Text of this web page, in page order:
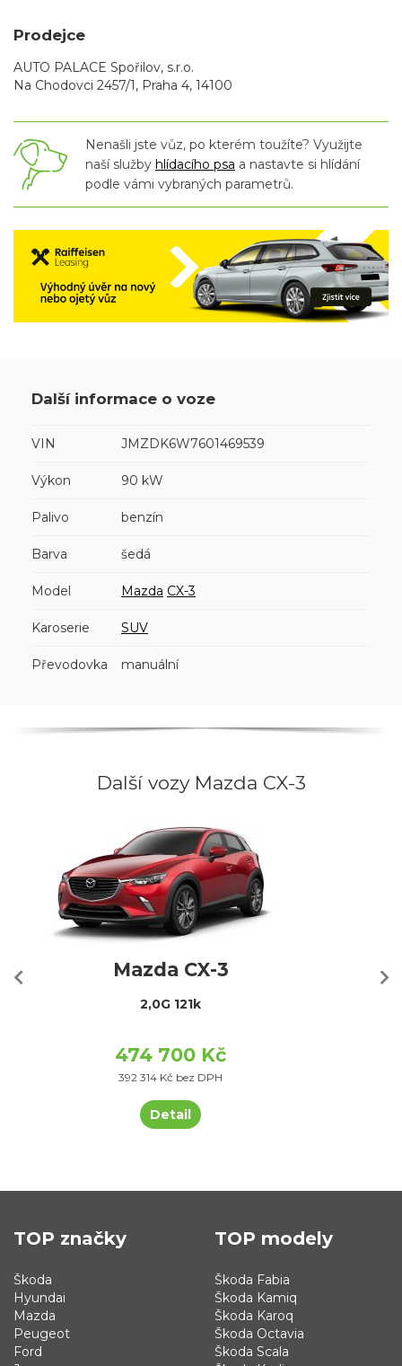
Prodejce
AUTO PALACE Spořilov, s.r.o.
Na Chodovci 2457/1, Praha 4, 14100
Nenašli jste vůz, po kterém toužíte? Využijte
naší služby hlídacího psa a nastavte si hlídání
podle vámi vybraných parametrů.
Další informace o voze
VIN JMZDK6W7601469539
Výkon 90 kW
Palivo benzín
Barva šedá
Model Mazda CX-3
Karoserie SUV
Převodovka manuální
Další vozy Mazda CX-3
Mazda CX-3
2,0G 121k
474 700 Kč
392 314 Kč bez DPH
Detail
TOP značky
Škoda
Hyundai
Mazda
Peugeot
Ford
TOP modely
Škoda Fabia
Škoda Kamiq
Škoda Karoq
Škoda Octavia
Škoda Scala